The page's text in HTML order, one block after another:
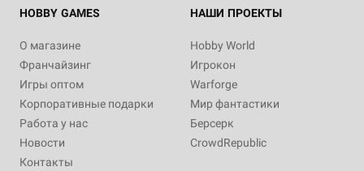
HOBBY GAMES
О магазине
Франчайзинг
Игры оптом
Корпоративные подарки
Работа у нас
Новости
Контакты
НАШИ ПРОЕКТЫ
Hobby World
Игрокон
Warforge
Мир фантастики
Берсерк
CrowdRepublic